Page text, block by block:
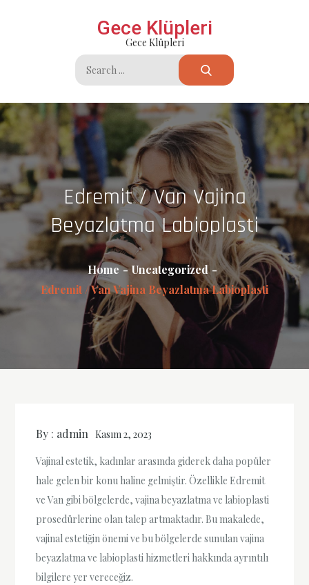
Gece Klüpleri
Gece Klüpleri
Search
for:
Edremit / Van Vajina
Beyazlatma Labioplasti
Home
Uncategorized
Edremit / Van Vajina Beyazlatma Labioplasti
By : admin Kasım 2, 2023
Vajinal estetik, kadınlar arasında giderek daha popüler
hale gelen bir konu haline gelmiştir. Özellikle Edremit
ve Van gibi bölgelerde, vajina beyazlatma ve labioplasti
prosedürlerine olan talep artmaktadır. Bu makalede,
vajinal estetiğin önemi ve bu bölgelerde sunulan vajina
beyazlatma ve labioplasti hizmetleri hakkında ayrıntılı
bilgilere yer vereceğiz.